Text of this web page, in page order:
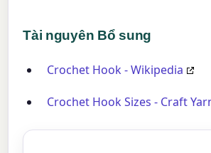
Tài nguyên Bổ sung
Crochet Hook - Wikipedia
Crochet Hook Sizes - Craft